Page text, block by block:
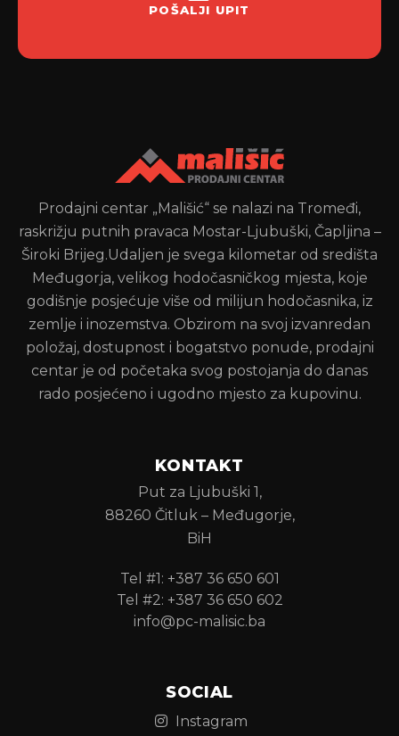
POŠALJI UPIT
Prodajni centar „Mališić“ se nalazi na Tromeđi,
raskrižju putnih pravaca Mostar-Ljubuški, Čapljina –
Široki Brijeg.Udaljen je svega kilometar od središta
Međugorja, velikog hodočasničkog mjesta, koje
godišnje posjećuje više od milijun hodočasnika, iz
zemlje i inozemstva. Obzirom na svoj izvanredan
položaj, dostupnost i bogatstvo ponude, prodajni
centar je od početaka svog postojanja do danas
rado posjećeno i ugodno mjesto za kupovinu.
KONTAKT
Put za Ljubuški 1,
88260 Čitluk – Međugorje,
BiH
Tel #1: +387 36 650 601
Tel #2: +387 36 650 602
info@pc-malisic.ba
SOCIAL
Instagram